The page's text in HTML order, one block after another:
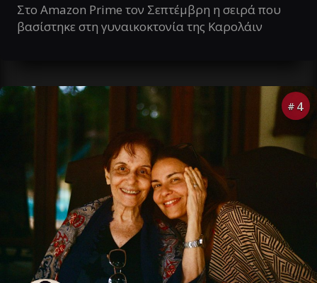
Στο Amazon Prime τον Σεπτέμβρη η σειρά που
βασίστηκε στη γυναικοκτονία της Καρολάιν
# 4